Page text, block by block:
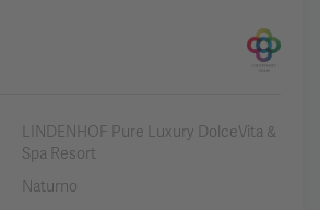
LINDENHOF Pure Luxury DolceVita &
Spa Resort
Naturno